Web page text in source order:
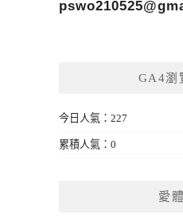
GA4瀏
今日人氣：227
累積人氣：0
愛